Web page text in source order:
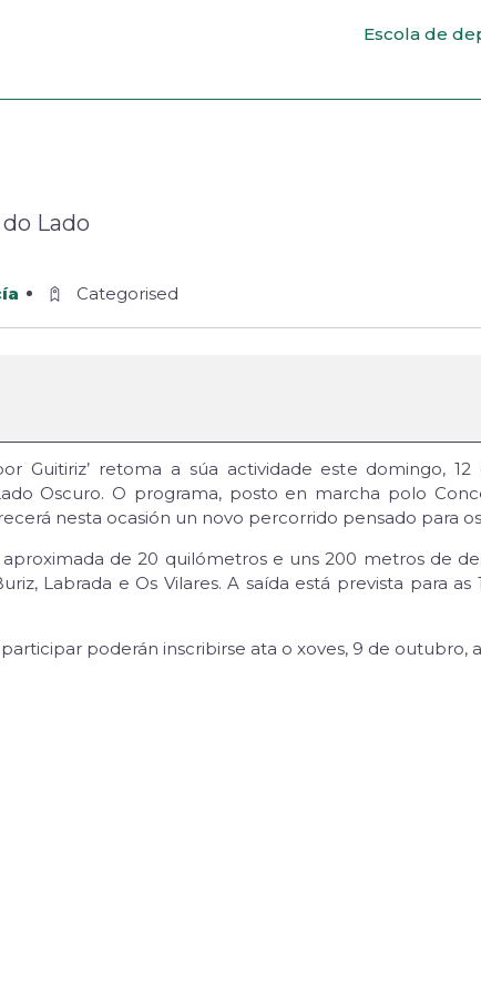
Escola de
Lado
Categorised
Guitiriz’ retoma a súa actividade este domingo,
Oscuro. O programa, posto en marcha polo
nesta ocasión un novo percorrido pensado para
de 20 quilómetros e uns 200 metros de
Labrada e Os Vilares. A saída está prevista para
poderán inscribirse ata o xoves, 9 de outubro,